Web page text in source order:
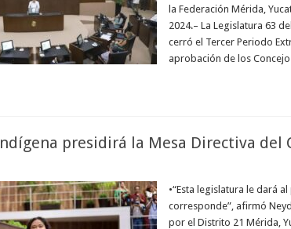
la Federación Mérida,
2024.– La Legislatura 63
cerró el Tercer Periodo
aprobación de los
presidirá la Mesa Directiva del
•“Esta legislatura le dará
corresponde”, afirmó
por el Distrito 21 Mérida,